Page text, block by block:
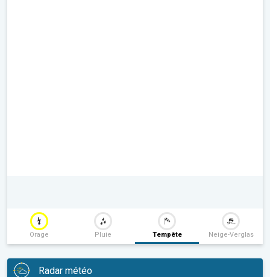
Orage Pluie Tempête Neige-Verglas
Radar météo